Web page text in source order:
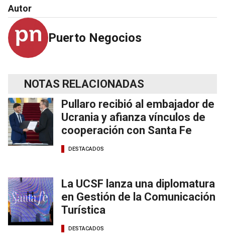
Autor
Puerto Negocios
NOTAS RELACIONADAS
Pullaro recibió al embajador de
Ucrania y afianza vínculos de
cooperación con Santa Fe
DESTACADOS
La UCSF lanza una diplomatura
en Gestión de la Comunicación
Turística
DESTACADOS